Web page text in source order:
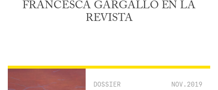
FRANCESCA GARGALLO EN LA
REVISTA
DOSSIER NOV.2019